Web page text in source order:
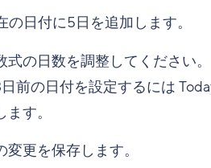
の日付に5日を追加します。
式の日数を調整してください
前の日付を設定するには
す。
更を保存します。